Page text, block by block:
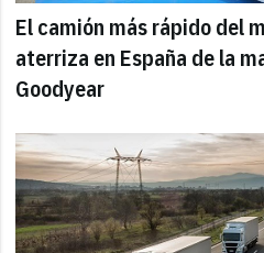
El camión más rápido del
aterriza en España de la
Goodyear